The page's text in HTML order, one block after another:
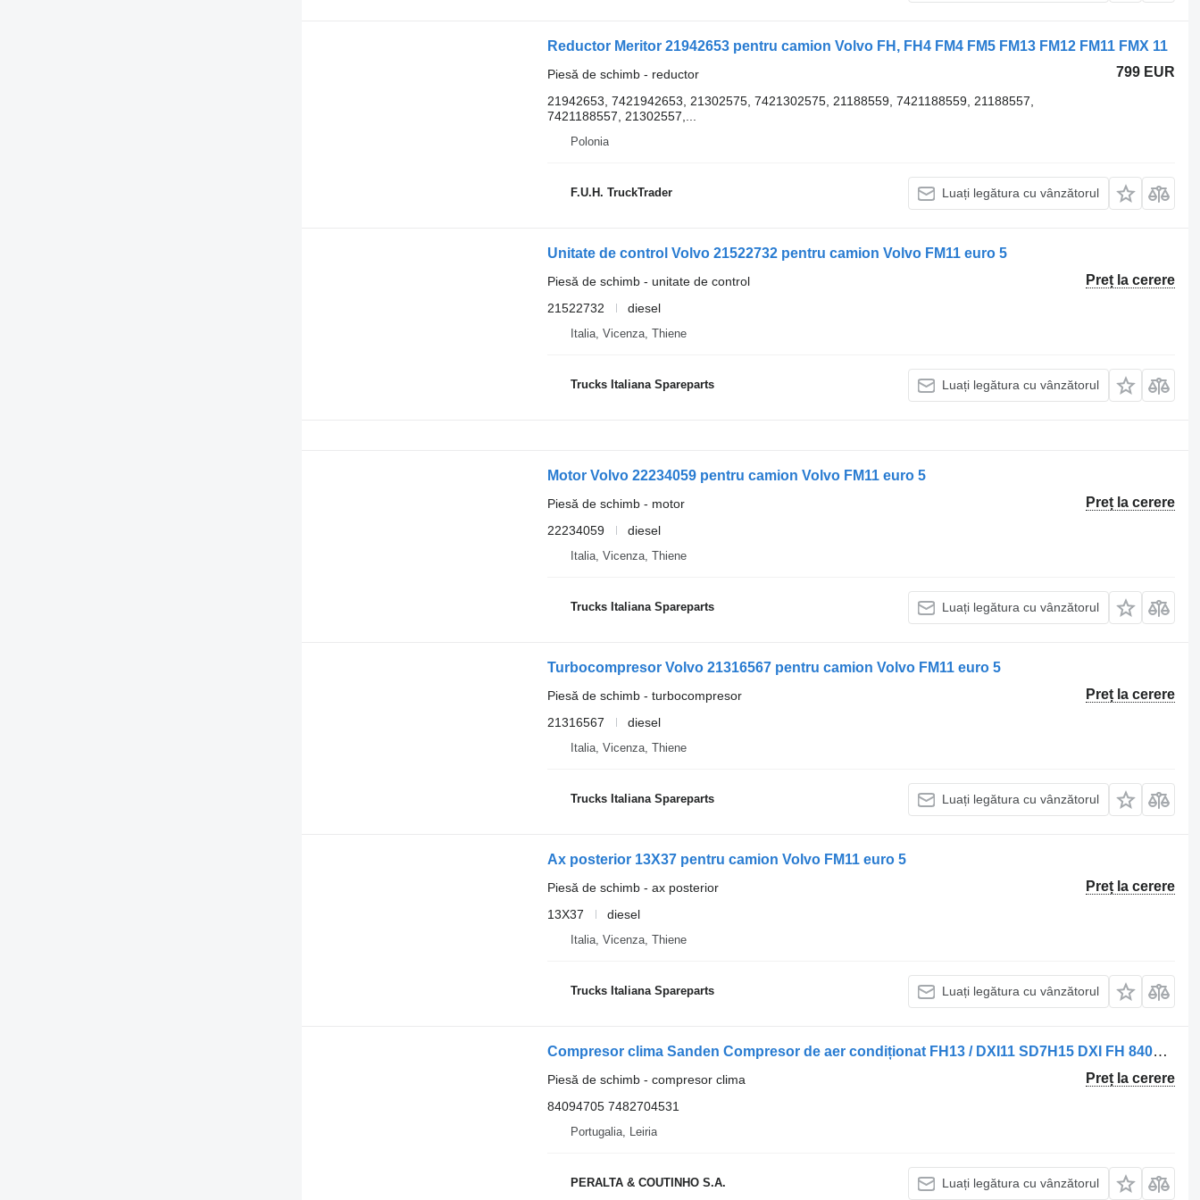
Reductor Meritor 21942653 pentru camion Volvo FH, FH4 FM4 FM5 FM13 FM12 FM11 FMX 11
799 EUR
Piesă de schimb - reductor
21942653, 7421942653, 21302575, 7421302575, 21188559, 7421188559, 21188557,
7421188557, 21302557,...
Polonia
F.U.H. TruckTrader Luați legătura cu vânzătorul
Unitate de control Volvo 21522732 pentru camion Volvo FM11 euro 5
Preț la cerere
Piesă de schimb - unitate de control
21522732
diesel
Italia, Vicenza, Thiene
Trucks Italiana Spareparts Luați legătura cu vânzătorul
Motor Volvo 22234059 pentru camion Volvo FM11 euro 5
Preț la cerere
Piesă de schimb - motor
22234059
diesel
Italia, Vicenza, Thiene
Trucks Italiana Spareparts Luați legătura cu vânzătorul
Turbocompresor Volvo 21316567 pentru camion Volvo FM11 euro 5
Preț la cerere
Piesă de schimb - turbocompresor
21316567
diesel
Italia, Vicenza, Thiene
Trucks Italiana Spareparts Luați legătura cu vânzătorul
Ax posterior 13X37 pentru camion Volvo FM11 euro 5
Preț la cerere
Piesă de schimb - ax posterior
13X37
diesel
Italia, Vicenza, Thiene
Trucks Italiana Spareparts Luați legătura cu vânzătorul
Compresor clima Sanden Compresor de aer condiționat FH13 / DXI11 SD7H15 DXI FH 84094705 pentru camion Volvo FH13 / FM11 / FM13 / FMX
Preț la cerere
Piesă de schimb - compresor clima
84094705 7482704531
Portugalia, Leiria
PERALTA & COUTINHO S.A. Luați legătura cu vânzătorul